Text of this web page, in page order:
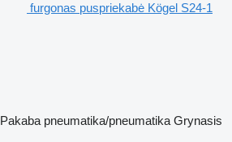
furgonas puspriekabė Kögel S24-1
Pakaba pneumatika/pneumatika Grynasis